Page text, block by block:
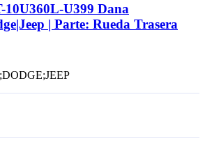
10U360L-U399 Dana
| Parte: Rueda Trasera